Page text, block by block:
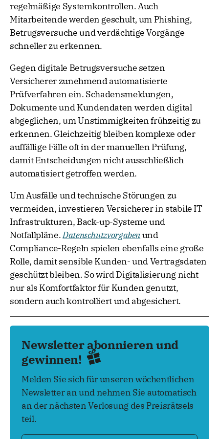
regelmäßige Systemkontrollen. Auch
Mitarbeitende werden geschult, um Phishing,
Betrugsversuche und verdächtige Vorgänge
schneller zu erkennen.
Gegen digitale Betrugsversuche setzen
Versicherer zunehmend automatisierte
Prüfverfahren ein. Schadensmeldungen,
Dokumente und Kundendaten werden digital
abgeglichen, um Unstimmigkeiten frühzeitig zu
erkennen. Gleichzeitig bleiben komplexe oder
auffällige Fälle oft in der manuellen Prüfung,
damit Entscheidungen nicht ausschließlich
automatisiert getroffen werden.
Um Ausfälle und technische Störungen zu
vermeiden, investieren Versicherer in stabile IT-
Infrastrukturen, Back-up-Systeme und
Notfallpläne.Datenschutzvorgabenund
Compliance-Regeln spielen ebenfalls eine große
Rolle, damit sensible Kunden- und Vertragsdaten
geschützt bleiben. So wird Digitalisierung nicht
nur als Komfortfaktor für Kunden genutzt,
sondern auch kontrolliert und abgesichert.
Newsletter abonnieren und
gewinnen!
Melden Sie sich für unseren wöchentlichen
Newsletter an und nehmen Sie automatisch
an der nächsten Verlosung des Preisrätsels
teil.